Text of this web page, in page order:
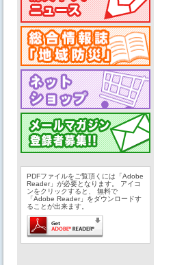
PDFファイルをご覧頂くには「Adobe
Reader」が必要となります。 アイコ
ンをクリックすると、 無料で
「Adobe Reader」をダウンロードす
ることが出来ます。